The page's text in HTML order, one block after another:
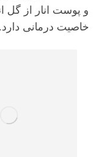
و پوست انار از گل
خاصیت درمانی دارد.